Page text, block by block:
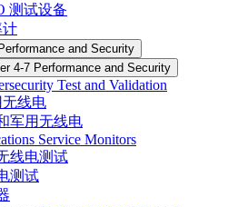
测试设备
计
and Security
4-7 Performance and Security
Test and Validation
无线电
军用无线电
Service Monitors
线电测试
测试